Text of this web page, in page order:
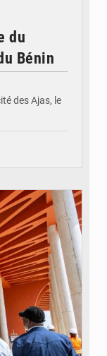
du
Bénin
des Ajas, le